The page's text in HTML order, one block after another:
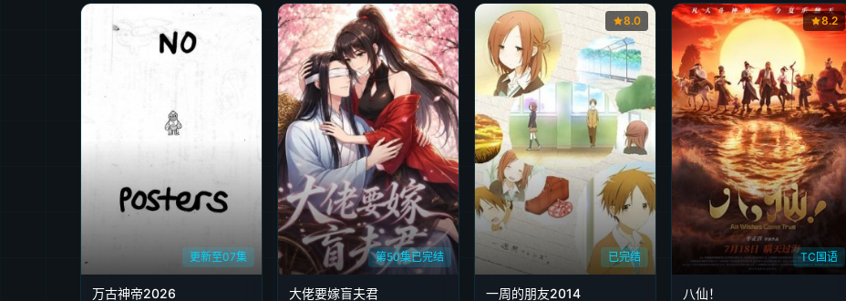
更新至07集
万古神帝2026
第50集已完结
大佬要嫁盲夫君
已完结
8.0
一周的朋友2014
TC国语
8.2
八仙！